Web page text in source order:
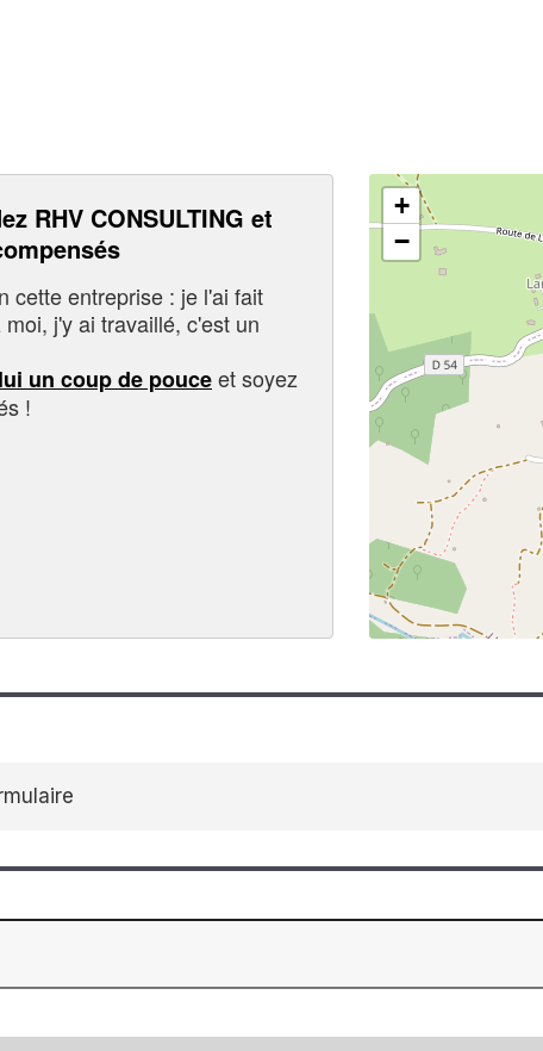
RHV CONSULTING et
cette entreprise : je l'ai fait
j'y ai travaillé, c'est un
un coup de pouceet soyez
!
+
−